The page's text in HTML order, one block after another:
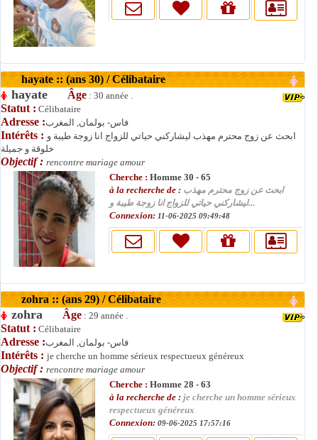
hayate :: (ans 30) / Célibataire
hayate Âge : 30 année .
Statut : Célibataire
Adresse :فاس- بولمان, المغرب
Intérêts : ابحث عن زوج محترم مهذب ليشاركني حياتي للزواج انا زوجة طيبة و
خلوقة و جميلة
Objectif : rencontre mariage amour
Cherche : Homme 30 - 65
à la recherche de : ابحث عن زوج محترم مهذب
ليشاركني حياتي للزواج انا زوجة طيبة و...
Connexion: 11-06-2025 09:49:48
zohra :: (ans 29) / Célibataire
zohra Âge : 29 année .
Statut : Célibataire
Adresse :فاس- بولمان, المغرب
Intérêts : je cherche un homme sérieux respectueux généreux
Objectif : rencontre mariage amour
Cherche : Homme 28 - 63
à la recherche de : je cherche un homme sérieux
respectueux généreux
Connexion: 09-06-2025 17:57:16